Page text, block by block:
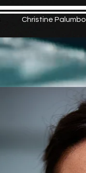
Christine Palumbo